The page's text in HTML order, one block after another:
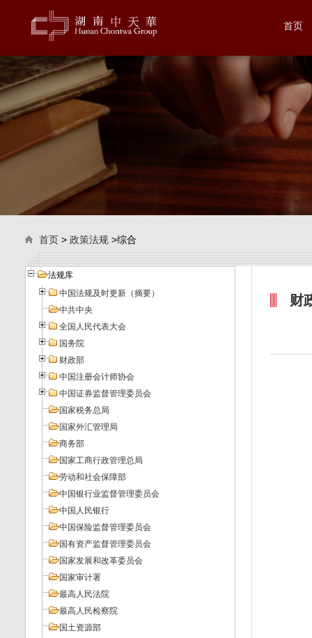
首页
首页> 政策法规>综合
法规库
中国法规及时更新（摘要）
中共中央
全国人民代表大会
国务院
财政部
中国注册会计师协会
中国证券监督管理委员会
国家税务总局
国家外汇管理局
商务部
国家工商行政管理总局
劳动和社会保障部
中国银行业监督管理委员会
中国人民银行
中国保险监督管理委员会
国有资产监督管理委员会
国家发展和改革委员会
国家审计署
最高人民法院
最高人民检察院
国土资源部
财